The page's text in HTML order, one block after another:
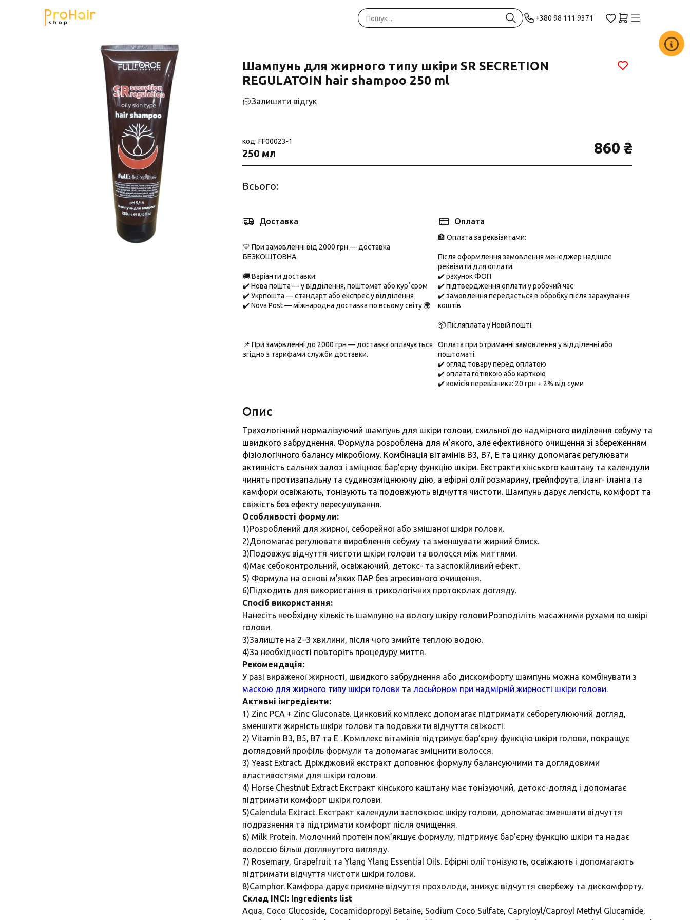
+380 98 111 9371
Шампунь для жирного типу шкіри SR SECRETION
REGULATOIN hair shampoo 250 ml
Залишити відгук
код: FF00023-1
250 мл 860 ₴
Всього:
Доставка
💛 При замовленні від 2000 грн — доставка
БЕЗКОШТОВНА
🚚 Варіанти доставки:
✔️Нова пошта — у відділення, поштомат або курʼєром
✔️Укрпошта — стандарт або експрес у відділення
✔️Nova Post— міжнародна доставка по всьому світу 🌍
📌 При замовленні до 2000 грн — доставка оплачується
згідно з тарифами служби доставки.
Оплата
🏦 Оплата за реквізитами:
Після оформлення замовлення менеджер надішле
реквізити для оплати.
✔️ рахунок ФОП
✔️ підтвердження оплати у робочий час
✔️ замовлення передається в обробку після зарахування
коштів
📦 Післяплата у Новій пошті:
Оплата при отриманні замовлення у відділенні або
поштоматі.
✔️ огляд товару перед оплатою
✔️ оплата готівкою або карткою
✔️ комісія перевізника: 20 грн + 2% від суми
Опис
Трихологічний нормалізуючий шампунь для шкіри голови, схильної до надмірного виділення себуму та
швидкого забруднення. Формула розроблена для м’якого, але ефективного очищення зі збереженням
фізіологічного балансу мікробіому. Комбінація вітамінів B3, B7, E та цинку допомагає регулювати
активність сальних залоз і зміцнює бар’єрну функцію шкіри. Екстракти кінського каштану та календули
чинять протизапальну та судинозміцнюючу дію, а ефірні олії розмарину, грейпфрута, іланг- іланга та
камфори освіжають, тонізують та подовжують відчуття чистоти. Шампунь дарує легкість, комфорт та
свіжість без ефекту пересушування.
Особливості формули:
1)Розроблений для жирної, себорейної або змішаної шкіри голови.
2)Допомагає регулювати вироблення себуму та зменшувати жирний блиск.
3)Подовжує відчуття чистоти шкіри голови та волосся між миттями.
4)Має себоконтрольний, освіжаючий, детокс- та заспокійливий ефект.
5) Формула на основі м’яких ПАР без агресивного очищення.
6)Підходить для використання в трихологічних протоколах догляду.
Спосіб використання:
Нанесіть необхідну кількість шампуню на вологу шкіру голови.Розподіліть масажними рухами по шкірі
голови.
3)Залиште на 2–3 хвилини, після чого змийте теплою водою.
4)За необхідності повторіть процедуру миття.
Рекомендація:
У разі вираженої жирності, швидкого забруднення або дискомфорту шампунь можна комбінувати з
маскою для жирного типу шкіри голови та лосьйоном при надмірній жирності шкіри голови.
Активні інгредієнти:
1) Zinc PCA + Zinc Gluconate. Цинковий комплекс допомагає підтримати себорегулюючий догляд,
зменшити жирність шкіри голови та подовжити відчуття свіжості.
2) Vitamin B3, B5, B7 та E . Комплекс вітамінів підтримує бар’єрну функцію шкіри голови, покращує
доглядовий профіль формули та допомагає зміцнити волосся.
3) Yeast Extract. Дріжджовий екстракт доповнює формулу балансуючими та доглядовими
властивостями для шкіри голови.
4) Horse Chestnut Extract Екстракт кінського каштану має тонізуючий, детокс-догляд і допомагає
підтримати комфорт шкіри голови.
5)Calendula Extract. Екстракт календули заспокоює шкіру голови, допомагає зменшити відчуття
подразнення та підтримати комфорт після очищення.
6) Milk Protein. Молочний протеїн пом’якшує формулу, підтримує бар’єрну функцію шкіри та надає
волоссю більш доглянутого вигляду.
7) Rosemary, Grapefruit та Ylang Ylang Essential Oils. Ефірні олії тонізують, освіжають і допомагають
підтримати відчуття чистоти шкіри голови.
8)Camphor. Камфора дарує приємне відчуття прохолоди, знижує відчуття свербежу та дискомфорту.
Склад INCI: Ingredients list
Aqua, Coco Glucoside, Cocamidopropyl Betaine, Sodium Coco Sulfate, Capryloyl/Caproyl Methyl Glucamide,